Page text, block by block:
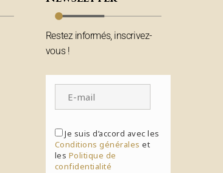
Restez informés, inscrivez-
vous !
Je suis d’accord avec les
Conditions générales et
les Politique de
confidentialité